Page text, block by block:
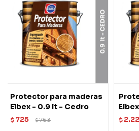
Protector para maderas
Elbex - 0.9 lt - Cedro
$ 725 $763 $